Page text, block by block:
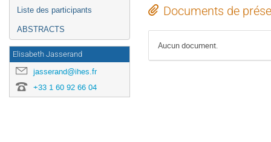
Liste des participants
ABSTRACTS
Elisabeth Jasserand
jasserand@ihes.fr
+33 1 60 92 66 04
Documents de
Aucun document.